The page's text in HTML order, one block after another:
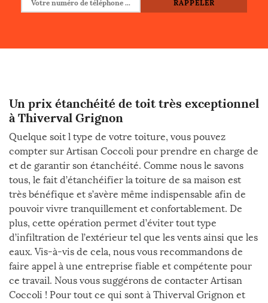
Un prix étanchéité de toit très exceptionnel
à Thiverval Grignon
Quelque soit l type de votre toiture, vous pouvez
compter sur Artisan Coccoli pour prendre en charge de
et de garantir son étanchéité. Comme nous le savons
tous, le fait d’étanchéifier la toiture de sa maison est
très bénéfique et s’avère même indispensable afin de
pouvoir vivre tranquillement et confortablement. De
plus, cette opération permet d’éviter tout type
d’infiltration de l’extérieur tel que les vents ainsi que les
eaux. Vis-à-vis de cela, nous vous recommandons de
faire appel à une entreprise fiable et compétente pour
ce travail. Nous vous suggérons de contacter Artisan
Coccoli ! Pour tout ce qui sont à Thiverval Grignon et